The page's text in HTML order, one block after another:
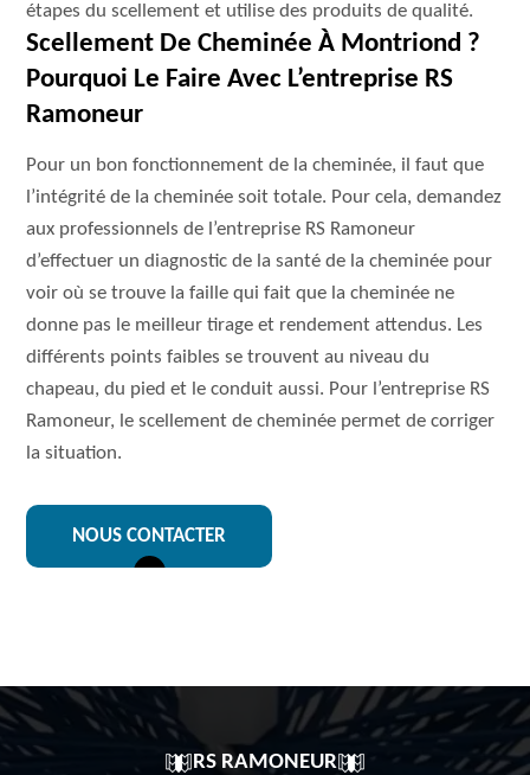
étapes du scellement et utilise des produits de qualité.
Scellement De Cheminée À Montriond ?
Pourquoi Le Faire Avec L’entreprise RS
Ramoneur
Pour un bon fonctionnement de la cheminée, il faut que
l’intégrité de la cheminée soit totale. Pour cela, demandez
aux professionnels de l’entreprise RS Ramoneur
d’effectuer un diagnostic de la santé de la cheminée pour
voir où se trouve la faille qui fait que la cheminée ne
donne pas le meilleur tirage et rendement attendus. Les
différents points faibles se trouvent au niveau du
chapeau, du pied et le conduit aussi. Pour l’entreprise RS
Ramoneur, le scellement de cheminée permet de corriger
la situation.
NOUS CONTACTER
RS RAMONEUR